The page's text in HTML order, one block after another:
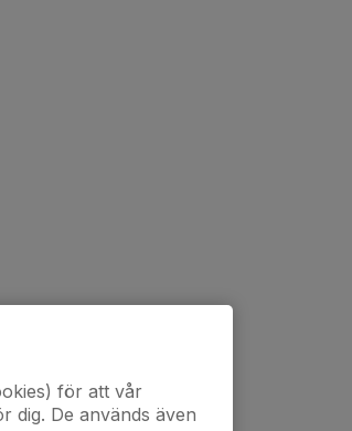
för att vår
dig. De används även